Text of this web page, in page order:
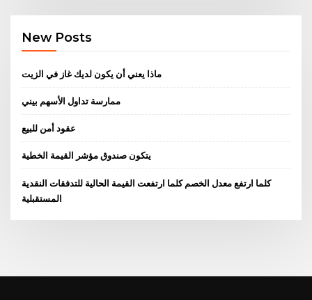
New Posts
ماذا يعني أن يكون لديك غاز في الزيت
ممارسة تداول الأسهم بيني
عقود أمن للبيع
يتكون صندوق مؤشر القيمة الخطية
كلما ارتفع معدل الخصم كلما ارتفعت القيمة الحالية للتدفقات النقدية
المستقبلية